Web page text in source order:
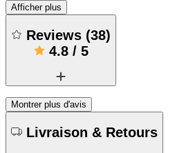
Afficher plus
Reviews (38)
4.8/ 5
Montrer plus d'avis
Livraison & Retours